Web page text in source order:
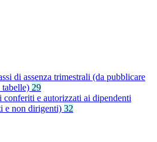
di assenza trimestrali (da pubblicare
tabelle) 29
conferiti e autorizzati ai dipendenti
e non dirigenti) 32